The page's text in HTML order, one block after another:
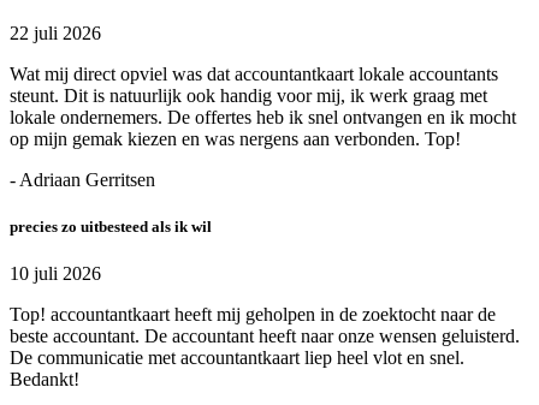
22 juli 2026
Wat mij direct opviel was dat accountantkaart lokale accountants
steunt. Dit is natuurlijk ook handig voor mij, ik werk graag met
lokale ondernemers. De offertes heb ik snel ontvangen en ik mocht
op mijn gemak kiezen en was nergens aan verbonden. Top!
- Adriaan Gerritsen
precies zo uitbesteed als ik wil
10 juli 2026
Top! accountantkaart heeft mij geholpen in de zoektocht naar de
beste accountant. De accountant heeft naar onze wensen geluisterd.
De communicatie met accountantkaart liep heel vlot en snel.
Bedankt!